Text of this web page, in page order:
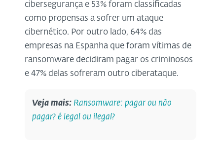
cibersegurança e 53% foram classificadas
como propensas a sofrer um ataque
cibernético. Por outro lado, 64% das
empresas na Espanha que foram vítimas de
ransomware decidiram pagar os criminosos
e 47% delas sofreram outro ciberataque.
Veja mais: Ransomware: pagar ou não
pagar? é legal ou ilegal?